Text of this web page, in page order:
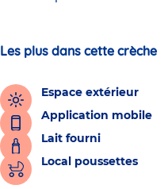
Les plus dans cette crèche
Espace extérieur
Application mobile
Lait fourni
Local poussettes